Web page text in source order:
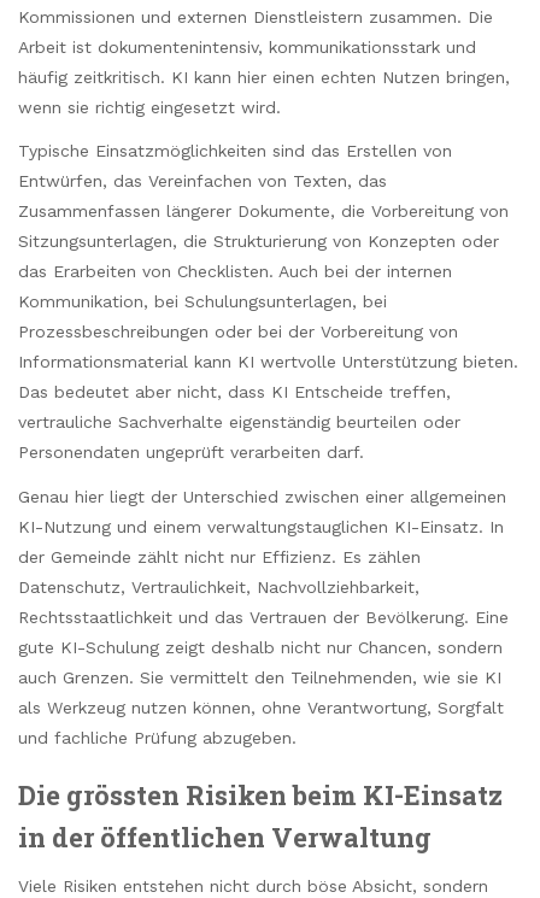
Kommissionen und externen Dienstleistern zusammen. Die
Arbeit ist dokumentenintensiv, kommunikationsstark und
häufig zeitkritisch. KI kann hier einen echten Nutzen bringen,
wenn sie richtig eingesetzt wird.
Typische Einsatzmöglichkeiten sind das Erstellen von
Entwürfen, das Vereinfachen von Texten, das
Zusammenfassen längerer Dokumente, die Vorbereitung von
Sitzungsunterlagen, die Strukturierung von Konzepten oder
das Erarbeiten von Checklisten. Auch bei der internen
Kommunikation, bei Schulungsunterlagen, bei
Prozessbeschreibungen oder bei der Vorbereitung von
Informationsmaterial kann KI wertvolle Unterstützung bieten.
Das bedeutet aber nicht, dass KI Entscheide treffen,
vertrauliche Sachverhalte eigenständig beurteilen oder
Personendaten ungeprüft verarbeiten darf.
Genau hier liegt der Unterschied zwischen einer allgemeinen
KI-Nutzung und einem verwaltungstauglichen KI-Einsatz. In
der Gemeinde zählt nicht nur Effizienz. Es zählen
Datenschutz, Vertraulichkeit, Nachvollziehbarkeit,
Rechtsstaatlichkeit und das Vertrauen der Bevölkerung. Eine
gute KI-Schulung zeigt deshalb nicht nur Chancen, sondern
auch Grenzen. Sie vermittelt den Teilnehmenden, wie sie KI
als Werkzeug nutzen können, ohne Verantwortung, Sorgfalt
und fachliche Prüfung abzugeben.
Die grössten Risiken beim KI-Einsatz
in der öffentlichen Verwaltung
Viele Risiken entstehen nicht durch böse Absicht, sondern